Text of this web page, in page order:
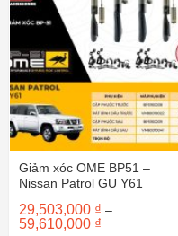
Giảm xóc OME BP51 –
Nissan Patrol GU Y61
29,503,000 ₫ –
59,610,000 ₫